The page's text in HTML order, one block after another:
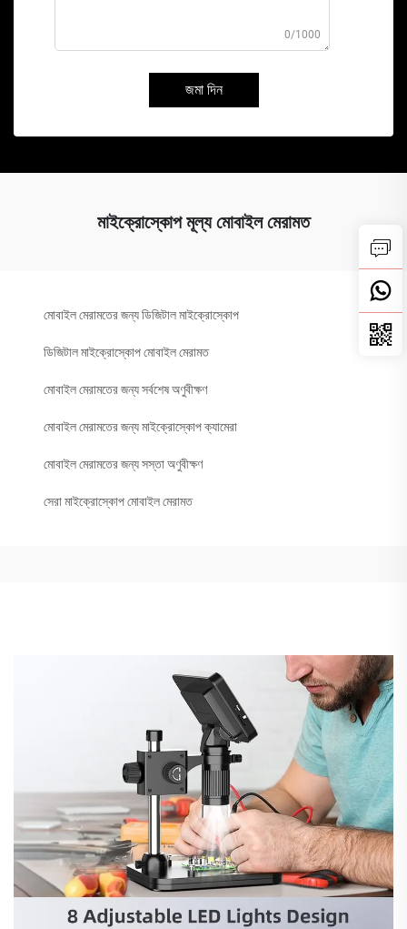
0/1000
জমা দিন
মাইক্রোস্কোপ মূল্য মোবাইল মেরামত
মোবাইল মেরামতের জন্য ডিজিটাল মাইক্রোস্কোপ
ডিজিটাল মাইক্রোস্কোপ মোবাইল মেরামত
মোবাইল মেরামতের জন্য সর্বশেষ অণুবীক্ষণ
মোবাইল মেরামতের জন্য মাইক্রোস্কোপ ক্যামেরা
মোবাইল মেরামতের জন্য সস্তা অণুবীক্ষণ
সেরা মাইক্রোস্কোপ মোবাইল মেরামত